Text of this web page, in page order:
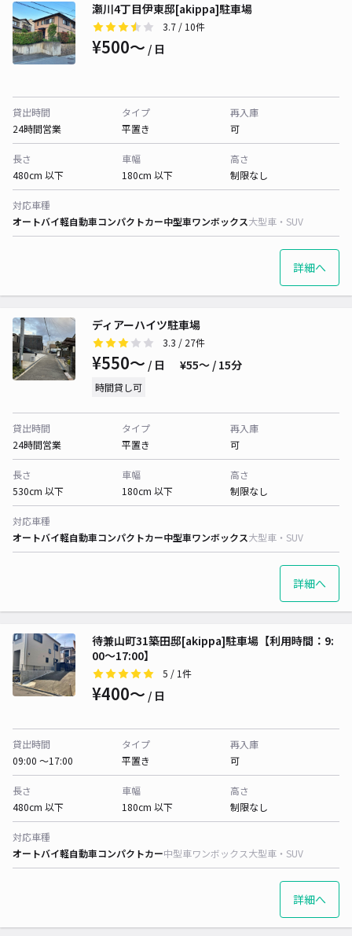
瀬川4丁目伊東邸[akippa]駐車場
3.7 / 10件
¥500〜 / 日
貸出時間
24時間営業
タイプ
平置き
再入庫
可
長さ
480cm 以下
車幅
180cm 以下
高さ
制限なし
対応車種
オートバイ軽自動車コンパクトカー中型車ワンボックス大型車・SUV
詳細へ
ディアーハイツ駐車場
3.3 / 27件
¥550〜 / 日 ¥55〜 / 15分
時間貸し可
貸出時間
24時間営業
タイプ
平置き
再入庫
可
長さ
530cm 以下
車幅
180cm 以下
高さ
制限なし
対応車種
オートバイ軽自動車コンパクトカー中型車ワンボックス大型車・SUV
詳細へ
待兼山町31築田邸[akippa]駐車場【利用時間：9:
00～17:00】
5 / 1件
¥400〜 / 日
貸出時間
09:00 〜17:00
タイプ
平置き
再入庫
可
長さ
480cm 以下
車幅
180cm 以下
高さ
制限なし
対応車種
オートバイ軽自動車コンパクトカー中型車ワンボックス大型車・SUV
詳細へ